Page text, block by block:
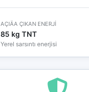
AÇIÄA ÇIKAN ENERJİ
85 kg TNT
Yerel sarsıntı enerjisi